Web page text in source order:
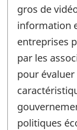
gros de
information
entreprises
par les
pour
politiques